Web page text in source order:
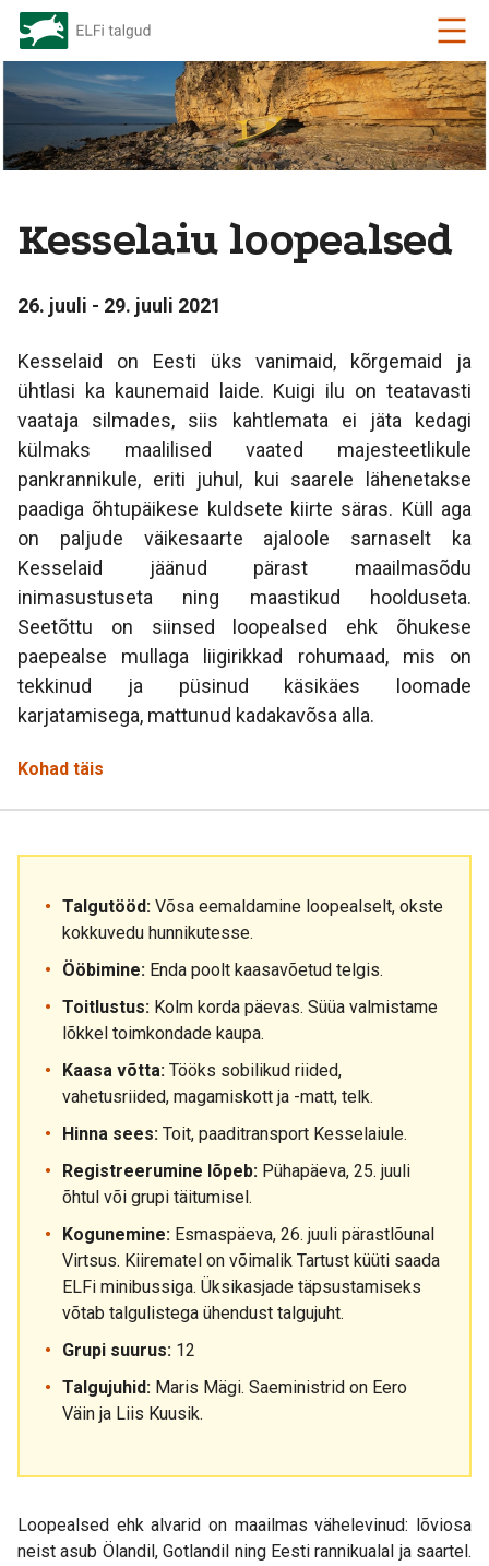
Kesselaiu loopealsed
26. juuli - 29. juuli 2021
Kesselaid on Eesti üks vanimaid, kõrgemaid ja
ühtlasi ka kaunemaid laide. Kuigi ilu on teatavasti
vaataja silmades, siis kahtlemata ei jäta kedagi
külmaks maalilised vaated majesteetlikule
pankrannikule, eriti juhul, kui saarele lähenetakse
paadiga õhtupäikese kuldsete kiirte säras. Küll aga
on paljude väikesaarte ajaloole sarnaselt ka
Kesselaid jäänud pärast maailmasõdu
inimasustuseta ning maastikud hoolduseta.
Seetõttu on siinsed loopealsed ehk õhukese
paepealse mullaga liigirikkad rohumaad, mis on
tekkinud ja püsinud käsikäes loomade
karjatamisega, mattunud kadakavõsa alla.
Kohad täis
Talgutööd: Võsa eemaldamine loopealselt, okste
kokkuvedu hunnikutesse.
Ööbimine: Enda poolt kaasavõetud telgis.
Toitlustus: Kolm korda päevas. Süüa valmistame
lõkkel toimkondade kaupa.
Kaasa võtta: Tööks sobilikud riided,
vahetusriided, magamiskott ja -matt, telk.
Hinna sees: Toit, paaditransport Kesselaiule.
Registreerumine lõpeb: Pühapäeva, 25. juuli
õhtul või grupi täitumisel.
Kogunemine: Esmaspäeva, 26. juuli pärastlõunal
Virtsus. Kiirematel on võimalik Tartust küüti saada
ELFi minibussiga. Üksikasjade täpsustamiseks
võtab talgulistega ühendust talgujuht.
Grupi suurus: 12
Talgujuhid: Maris Mägi. Saeministrid on Eero
Väin ja Liis Kuusik.
Loopealsed ehk alvarid on maailmas vähelevinud: lõviosa
neist asub Ölandil, Gotlandil ning Eesti rannikualal ja saartel.